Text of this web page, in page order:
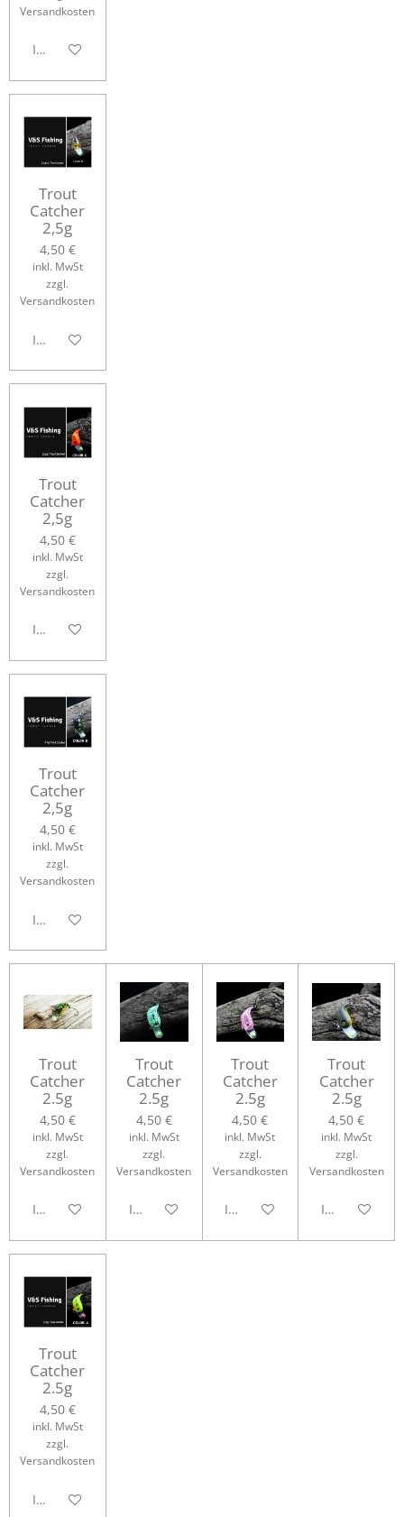
Versandkosten
In den Warenkorb
Trout
Catcher
2,5g
4,50 €
inkl. MwSt
zzgl.
Versandkosten
In den Warenkorb
Trout
Catcher
2,5g
4,50 €
inkl. MwSt
zzgl.
Versandkosten
In den Warenkorb
Trout
Catcher
2,5g
4,50 €
inkl. MwSt
zzgl.
Versandkosten
In den Warenkorb
Trout
Catcher
2.5g
4,50 €
inkl. MwSt
zzgl.
Versandkosten
In den Warenkorb
Trout
Catcher
2.5g
4,50 €
inkl. MwSt
zzgl.
Versandkosten
In den Warenkorb
Trout
Catcher
2.5g
4,50 €
inkl. MwSt
zzgl.
Versandkosten
In den Warenkorb
Trout
Catcher
2.5g
4,50 €
inkl. MwSt
zzgl.
Versandkosten
In den
Trout
Catcher
2.5g
4,50 €
inkl. MwSt
zzgl.
Versandkosten
In den Warenkorb